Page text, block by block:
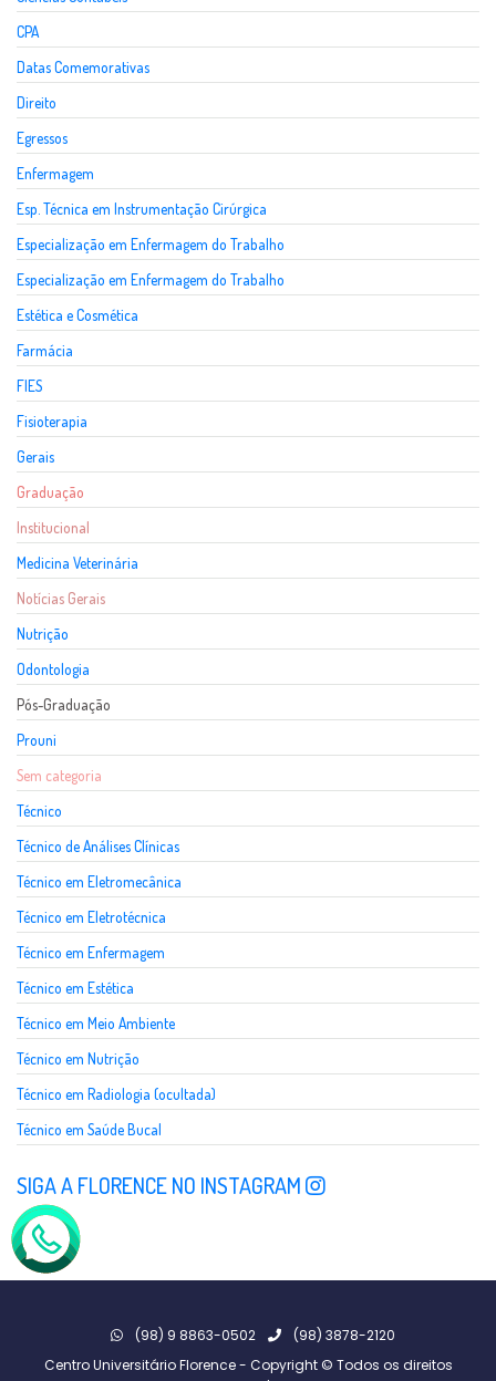
CPA
Datas Comemorativas
Direito
Egressos
Enfermagem
Esp. Técnica em Instrumentação Cirúrgica
Especialização em Enfermagem do Trabalho
Especialização em Enfermagem do Trabalho
Estética e Cosmética
Farmácia
FIES
Fisioterapia
Gerais
Graduação
Institucional
Medicina Veterinária
Notícias Gerais
Nutrição
Odontologia
Pós-Graduação
Prouni
Sem categoria
Técnico
Técnico de Análises Clínicas
Técnico em Eletromecânica
Técnico em Eletrotécnica
Técnico em Enfermagem
Técnico em Estética
Técnico em Meio Ambiente
Técnico em Nutrição
Técnico em Radiologia (ocultada)
Técnico em Saúde Bucal
SIGA A FLORENCE NO INSTAGRAM
(98) 9 8863-0502
(98) 3878-2120
Centro Universitário Florence - Copyright © Todos os direitos